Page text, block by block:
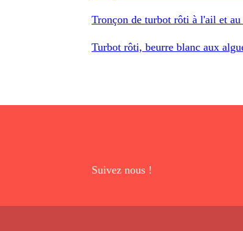
Tronçon de turbot rôti à l'ail et au
Turbot rôti, beurre blanc aux
Suivez nous !